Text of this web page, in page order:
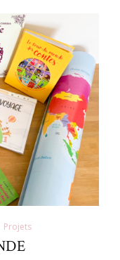
Projets